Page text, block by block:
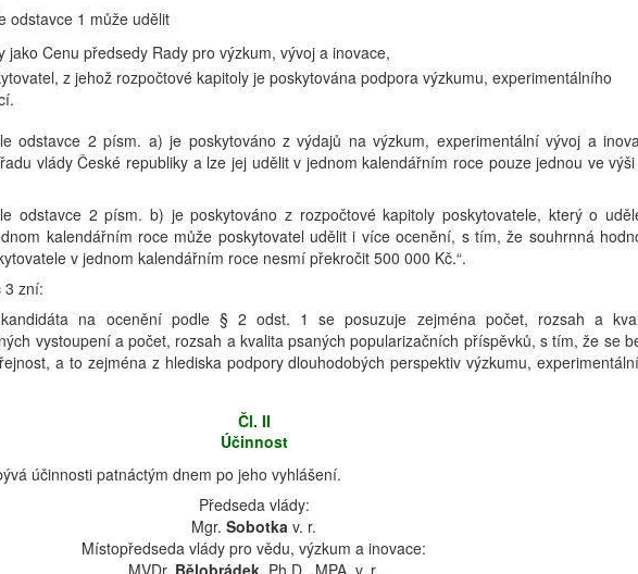
odstavce 1 může udělit
jako Cenu předsedy Rady pro výzkum, vývoj a inovace,
z jehož rozpočtové kapitoly je poskytována podpora výzkumu, experimentálního
odstavce 2 písm. a) je poskytováno z výdajů na výzkum, experimentální vývoj a
vlády České republiky a lze jej udělit v jednom kalendářním roce pouze jednou ve
odstavce 2 písm. b) je poskytováno z rozpočtové kapitoly poskytovatele, který o
kalendářním roce může poskytovatel udělit i více ocenění, s tím, že souhrnná
v jednom kalendářním roce nesmí překročit 500 000 Kč.“.
3 zní:
na ocenění podle § 2 odst. 1 se posuzuje zejména počet, rozsah a
vystoupení a počet, rozsah a kvalita psaných popularizačních příspěvků, s tím, že se
a to zejména z hlediska podpory dlouhodobých perspektiv výzkumu,
Čl. II
Účinnost
účinnosti patnáctým dnem po jeho vyhlášení.
Předseda vlády:
Mgr. Sobotka v. r.
Místopředseda vlády pro vědu, výzkum a inovace:
MVDr. Bělobrádek, Ph.D., MPA, v. r.